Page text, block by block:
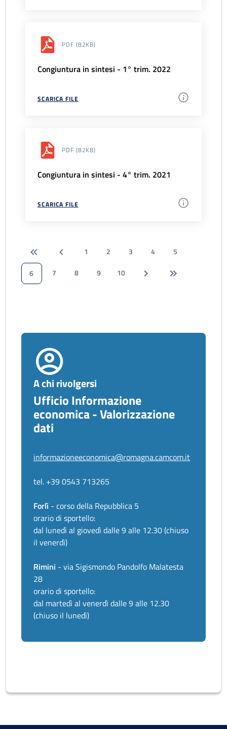
PDF (82KB)
Congiuntura in sintesi - 1° trim. 2022
SCARICA FILE
PDF (82KB)
Congiuntura in sintesi - 4° trim. 2021
SCARICA FILE
1 2 3 4
5
6
7 8 9 10
A chi rivolgersi
Ufficio Informazione
economica - Valorizzazione
dati
informazioneeconomica@romagna.camcom.it
tel. +39 0543 713265
Forlì - corso della Repubblica 5
orario di sportello:
dal lunedì al giovedì dalle 9 alle 12.30 (chiuso
il venerdì)
Rimini - via Sigismondo Pandolfo Malatesta
28
orario di sportello:
dal martedì al venerdì dalle 9 alle 12.30
(chiuso il lunedì)